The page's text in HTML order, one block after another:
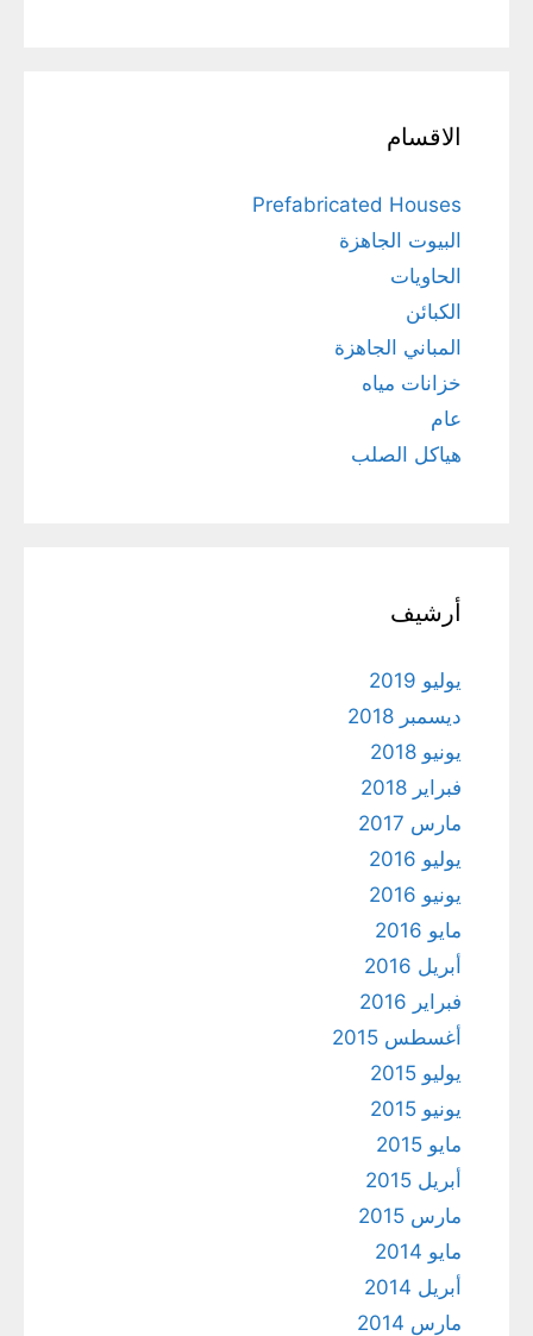
الاقسام
Prefabricated Houses
البيوت الجاهزة
الحاويات
الكبائن
المباني الجاهزة
خزانات مياه
عام
هياكل الصلب
أرشيف
يوليو 2019
ديسمبر 2018
يونيو 2018
فبراير 2018
مارس 2017
يوليو 2016
يونيو 2016
مايو 2016
أبريل 2016
فبراير 2016
أغسطس 2015
يوليو 2015
يونيو 2015
مايو 2015
أبريل 2015
مارس 2015
مايو 2014
أبريل 2014
مارس 2014